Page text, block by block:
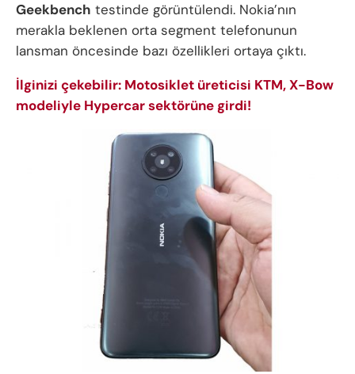
Geekbench testinde görüntülendi. Nokia’nın
merakla beklenen orta segment telefonunun
lansman öncesinde bazı özellikleri ortaya çıktı.
İlginizi çekebilir: Motosiklet üreticisi KTM, X-Bow
modeliyle Hypercar sektörüne girdi!